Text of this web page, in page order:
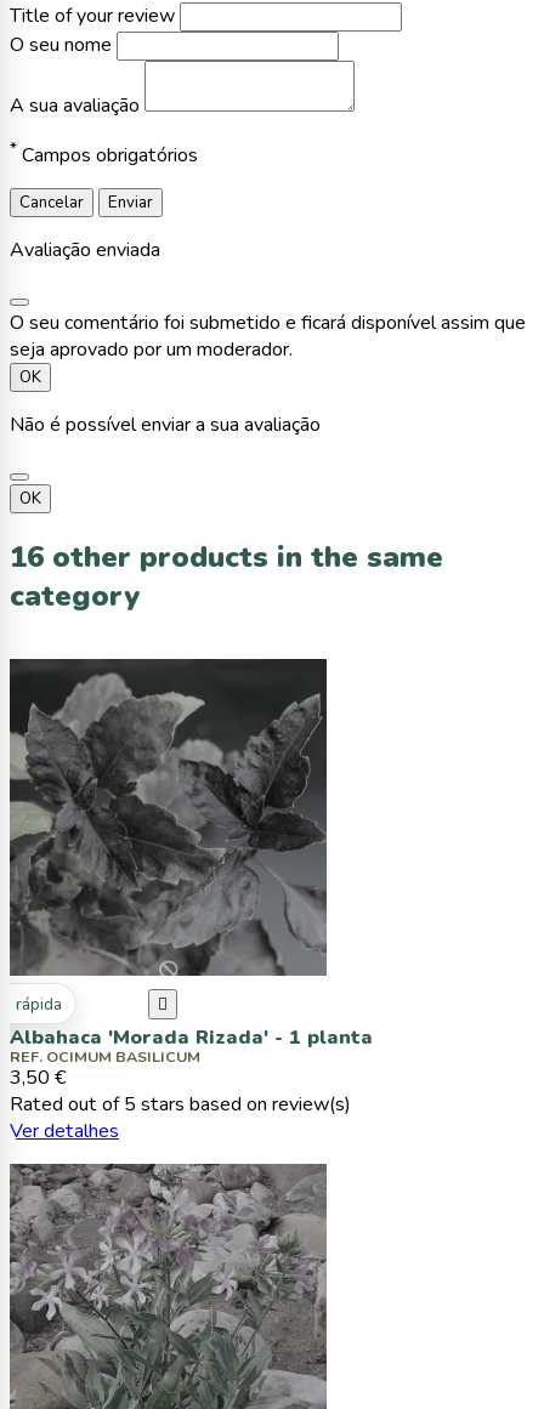
Title of your review
O seu nome
A sua avaliação
* Campos obrigatórios
Cancelar Enviar
Avaliação enviada
O seu comentário foi submetido e ficará disponível assim que
seja aprovado por um moderador.
OK
Não é possível enviar a sua avaliação
OK
16 other products in the same
category
rápida 
Albahaca 'Morada Rizada' - 1 planta
REF. OCIMUM BASILICUM
3,50 €
Rated out of 5 stars based on review(s)
Ver detalhes